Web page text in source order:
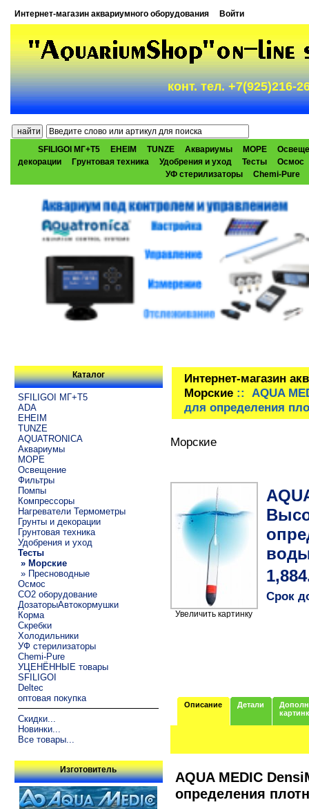
Интернет-магазин аквариумного оборудования Войти
конт. тел. +7(925)216-
SFILIGOI МГ+Т5 EHEIM TUNZE Аквариумы МОРЕ
декорации
Грунтовая техника Удобрения и уход Тесты
Осмос
УФ стерилизаторы
Chemi-Pure
Каталог
SFILIGOI МГ+Т5
ADA
EHEIM
TUNZE
AQUATRONICA
Аквариумы
МОРЕ
Освещение
Фильтры
Помпы
Компрессоры
Нагреватели Термометры
Грунты и декорации
Грунтовая техника
Удобрения и уход
Тесты
» Морские
» Пресноводные
Осмос
CO2 оборудование
ДозаторыАвтокормушки
Корма
Скребки
Холодильники
УФ стерилизаторы
Chemi-Pure
УЦЕНЁННЫЕ товары
SFILIGOI
Deltec
оптовая покупка
Скидки...
Новинки...
Все товары...
Изготовитель
Интернет-магазин
Морские:: AQUA
для определения
Морские
Увеличить картинку
Срок
Описание Детали
AQUA MEDIC
определения